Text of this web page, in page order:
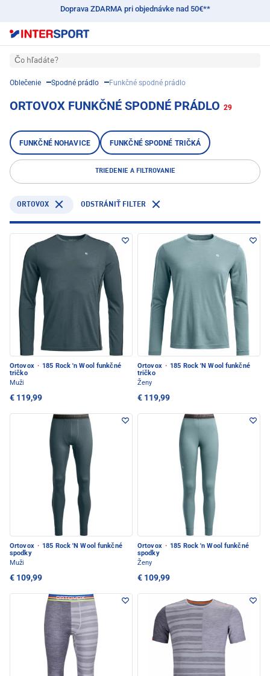
Doprava ZDARMA pri objednávke nad 50€**
Čo hľadáte?
Oblečenie Spodné prádlo Funkčné spodné prádlo
ORTOVOX FUNKČNÉ SPODNÉ PRÁDLO 29
FUNKČNÉ NOHAVICE FUNKČNÉ SPODNÉ TRIČKÁ
TRIEDENIE A FILTROVANIE
ORTOVOX ODSTRÁNIŤ FILTER
Ortovox · 185 Rock 'n Wool funkčné
tričko
Muži
€ 119,99
Ortovox · 185 Rock 'N Wool funkčné
tričko
Ženy
€ 119,99
Ortovox · 185 Rock 'N Wool funkčné
spodky
Muži
€ 109,99
Ortovox · 185 Rock 'n Wool funkčné
spodky
Ženy
€ 109,99